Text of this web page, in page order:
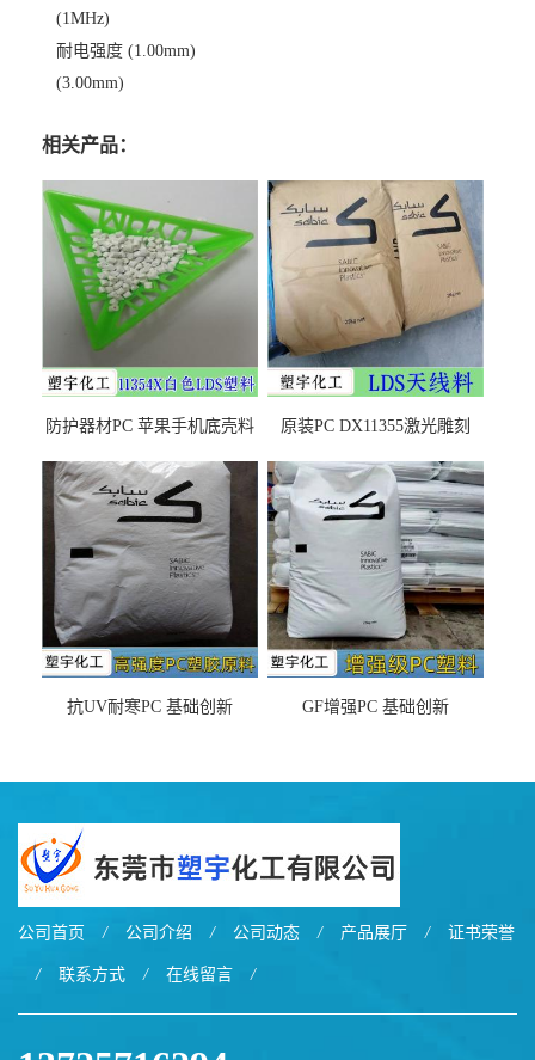
(1MHz)
耐电强度 (1.00mm)
(3.00mm)
相关产品：
防护器材PC 苹果手机底壳料
之忧
原装PC DX11355激光雕刻
抗UV耐寒PC 基础创新
GF增强PC 基础创新
公司首页 / 公司介绍 / 公司动态 / 产品展厅 / 证书荣誉
/ 联系方式 / 在线留言 /